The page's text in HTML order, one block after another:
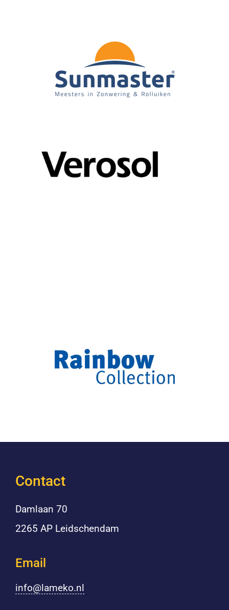
Contact
Damlaan 70
2265 AP Leidschendam
Email
info@lameko.nl